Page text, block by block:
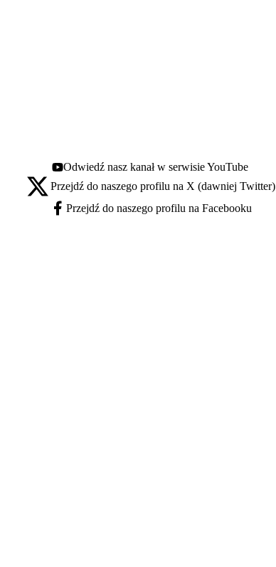
Youtube - otwiera się w nowej karcie
Odwiedź nasz kanał w serwisie YouTube
X - otwiera się w nowej karcie
Przejdź do naszego profilu na X (dawniej Twitter)
Facebook - otwiera się w nowej karcie
Przejdź do naszego profilu na Facebooku